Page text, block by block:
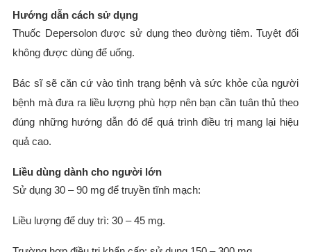
Hướng dẫn cách sử dụng
Thuốc Depersolon được sử dụng theo đường tiêm. Tuyệt đối
không được dùng để uống.
Bác sĩ sẽ căn cứ vào tình trạng bệnh và sức khỏe của người
bệnh mà đưa ra liều lượng phù hợp nên bạn cần tuân thủ theo
đúng những hướng dẫn đó để quá trình điều trị mang lại hiệu
quả cao.
Liều dùng dành cho người lớn
Sử dụng 30 – 90 mg để truyền tĩnh mạch:
Liều lượng để duy trì: 30 – 45 mg.